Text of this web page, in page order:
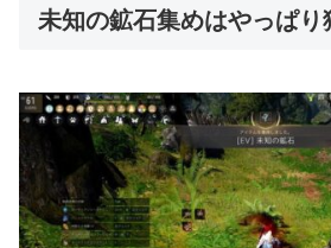
未知の鉱石集めはやっぱり